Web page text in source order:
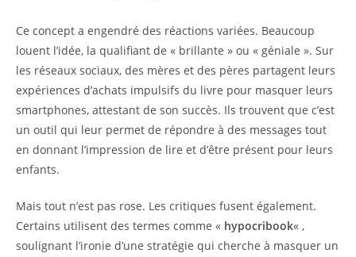
Ce concept a engendré des réactions variées. Beaucoup
louent l’idée, la qualifiant de « brillante » ou « géniale ». Sur
les réseaux sociaux, des mères et des pères partagent leurs
expériences d’achats impulsifs du livre pour masquer leurs
smartphones, attestant de son succès. Ils trouvent que c’est
un outil qui leur permet de répondre à des messages tout
en donnant l’impression de lire et d’être présent pour leurs
enfants.
Mais tout n’est pas rose. Les critiques fusent également.
Certains utilisent des termes comme « hypocribook« ,
soulignant l’ironie d’une stratégie qui cherche à masquer un